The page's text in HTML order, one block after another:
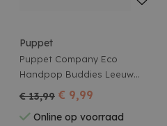
Puppet
Puppet Company Eco
Handpop Buddies Leeuw
€ 13,99 € 9,99
Online op voorraad